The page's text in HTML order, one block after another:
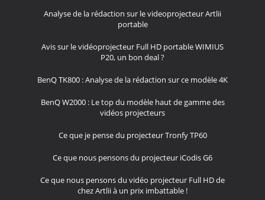
Analyse de la rédaction sur le videoprojecteur Artlii
portable
Avis sur le vidéoprojecteur Full HD portable WIMIUS
P20, un bon deal ?
BenQ TK800 : Analyse de la rédaction sur ce modèle 4K
BenQ W2000 : Le top du modèle haut de gamme des
vidéos projecteurs
Ce que je pense du projecteur Tronfy TP60
Ce que nous pensons du projecteur iCodis G6
Ce que nous pensons du vidéo projecteur Full HD de
chez Artlii à un prix imbattable !